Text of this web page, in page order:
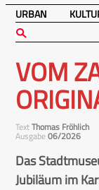
URBAN
VOM
TextThomas Fröhlich
Ausgabe06/2026
Das
Jubiläum im